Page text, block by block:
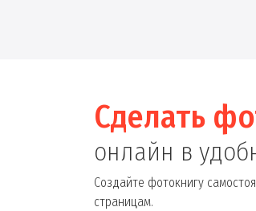
Сделать
онлайн в
Создайте фотокнигу
страницам.